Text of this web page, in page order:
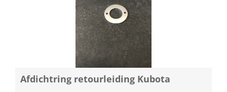
Afdichtring retourleiding Kubota